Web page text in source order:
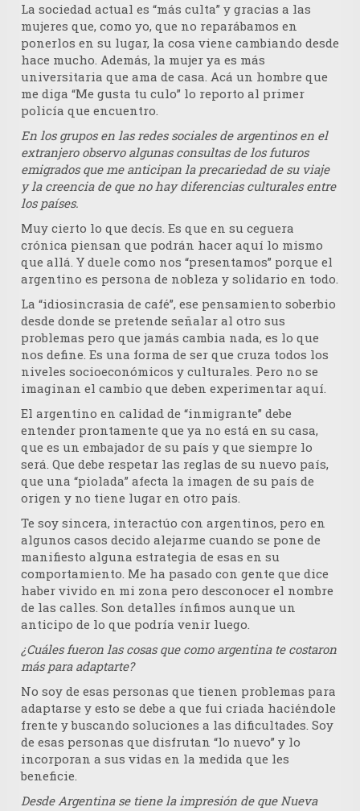
La sociedad actual es “más culta” y gracias a las
mujeres que, como yo, que no reparábamos en
ponerlos en su lugar, la cosa viene cambiando desde
hace mucho. Además, la mujer ya es más
universitaria que ama de casa. Acá un hombre que
me diga “Me gusta tu culo” lo reporto al primer
policía que encuentro.
En los grupos en las redes sociales de argentinos en el
extranjero observo algunas consultas de los futuros
emigrados que me anticipan la precariedad de su viaje
y la creencia de que no hay diferencias culturales entre
los países.
Muy cierto lo que decís. Es que en su ceguera
crónica piensan que podrán hacer aquí lo mismo
que allá. Y duele como nos “presentamos” porque el
argentino es persona de nobleza y solidario en todo.
La “idiosincrasia de café”, ese pensamiento soberbio
desde donde se pretende señalar al otro sus
problemas pero que jamás cambia nada, es lo que
nos define. Es una forma de ser que cruza todos los
niveles socioeconómicos y culturales. Pero no se
imaginan el cambio que deben experimentar aquí.
El argentino en calidad de “inmigrante” debe
entender prontamente que ya no está en su casa,
que es un embajador de su país y que siempre lo
será. Que debe respetar las reglas de su nuevo país,
que una “piolada” afecta la imagen de su país de
origen y no tiene lugar en otro país.
Te soy sincera, interactúo con argentinos, pero en
algunos casos decido alejarme cuando se pone de
manifiesto alguna estrategia de esas en su
comportamiento. Me ha pasado con gente que dice
haber vivido en mi zona pero desconocer el nombre
de las calles. Son detalles ínfimos aunque un
anticipo de lo que podría venir luego.
¿Cuáles fueron las cosas que como argentina te costaron
más para adaptarte?
No soy de esas personas que tienen problemas para
adaptarse y esto se debe a que fui criada haciéndole
frente y buscando soluciones a las dificultades. Soy
de esas personas que disfrutan “lo nuevo” y lo
incorporan a sus vidas en la medida que les
beneficie.
Desde Argentina se tiene la impresión de que Nueva